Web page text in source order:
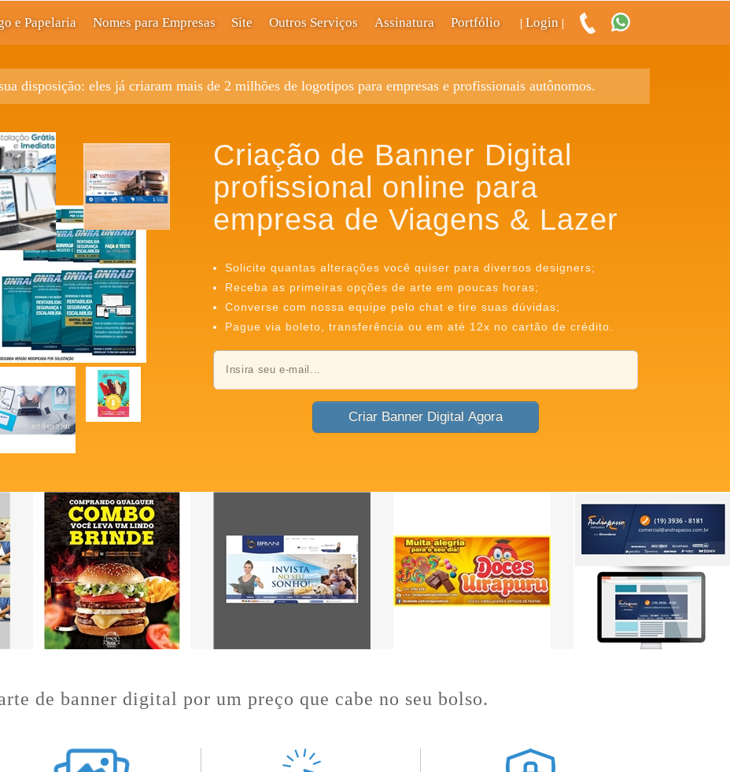
e Papelaria Nomes para Empresas Site Outros Serviços Assinatura Portfólio Login
disposição: eles já criaram mais de 2 milhões de logotipos para empresas e profissionais autônomos.
Criação de Banner Digital
profissional online para
empresa de Viagens & Lazer
Solicite quantas alterações você quiser para diversos designers;
Receba as primeiras opções de arte em poucas horas;
Converse com nossa equipe pelo chat e tire suas dúvidas;
Pague via boleto, transferência ou em até 12x no cartão de crédito.
Criar Banner Digital Agora
de banner digital por um preço que cabe no seu bolso.